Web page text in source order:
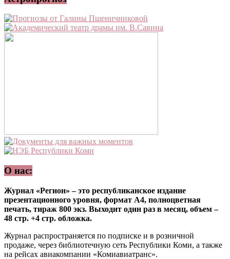
О нас:
Журнал «Регион» – это республиканское издание
презентационного уровня, формат А4, полноцветная
печать, тираж 800 экз. Выходит один раз в месяц, объем –
48 стр. +4 стр. обложка.
Журнал распространяется по подписке и в розничной
продаже, через библиотечную сеть Республики Коми, а также
на рейсах авиакомпании «Комиавиатранс».